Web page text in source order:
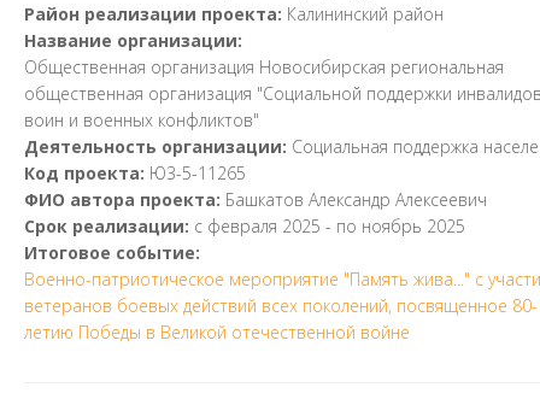
Район реализации проекта: Калининский район
Название организации:
Общественная организация Новосибирская региональная
общественная организация "Социальной поддержки
воин и военных конфликтов"
Деятельность организации: Социальная поддержка
Код проекта: Ю3-5-11265
ФИО автора проекта: Башкатов Александр Алексеевич
Срок реализации: с февраля 2025 - по ноябрь 2025
Итоговое событие:
Военно-патриотическое мероприятие "Память жива..." с
ветеранов боевых действий всех поколений, посвященное 80-
летию Победы в Великой отечественной войне